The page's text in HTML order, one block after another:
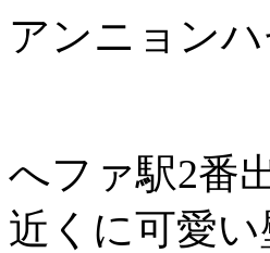
アンニョン
へファ駅2番
近くに可愛